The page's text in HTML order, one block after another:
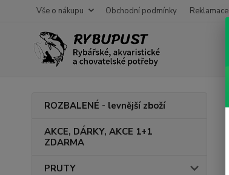
Vše o nákupu Obchodní podmínky Reklamace
ROZBALENÉ - levnější zboží
AKCE, DÁRKY, AKCE 1+1
ZDARMA
PRUTY